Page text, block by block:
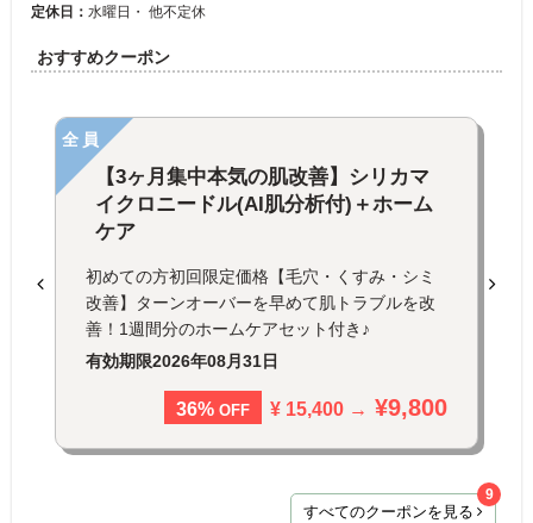
定休日： 水曜日・ 他不定休
おすすめクーポン
全員
【3ヶ月集中本気の肌改善】シリカマ
イクロニードル(AI肌分析付)＋ホーム
ケア
初めての方初回限定価格【毛穴・くすみ・シミ
改善】ターンオーバーを早めて肌トラブルを改
善！1週間分のホームケアセット付き♪
有効期限2026年08月31日
36% OFF ¥ 15,400 → ¥9,800
すべてのクーポンを見る
9